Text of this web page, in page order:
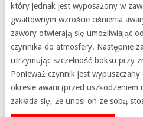
który jednak jest wyposażony w
gwałtownym wzroście ciśnienia
zawory otwierają się umożliwiając
czynnika do atmosfery. Następnie
utrzymując szczelność boksu przy
Ponieważ czynnik jest
okresie awarii (przed
zakłada się, że unosi on ze sobą